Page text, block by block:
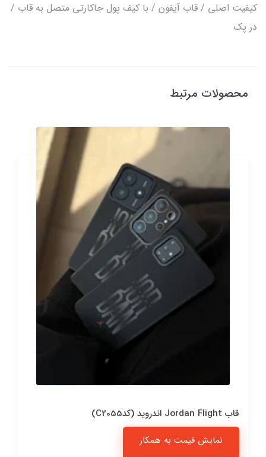
کیفیت اصلی / قاب آیفون / با کیف پول جاکارتی متصل به قاب /
در پک
محصولات مرتبط
قاب Jordan Flight اندروید (کدC2055)
نمایش قیمت به همکار